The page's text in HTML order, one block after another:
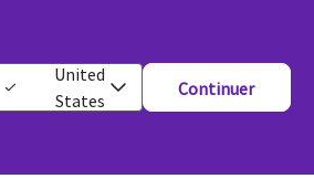
United
States
Continuer